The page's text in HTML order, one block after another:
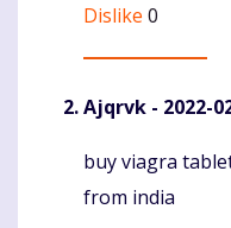
Dislike 0
Ajqrvk - 2022-
Komentaras
buy viagra
from india